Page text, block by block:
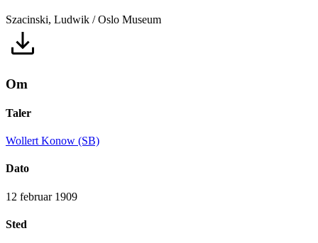
Szacinski, Ludwik / Oslo Museum
Om
Taler
Wollert Konow (SB)
Dato
12 februar 1909
Sted